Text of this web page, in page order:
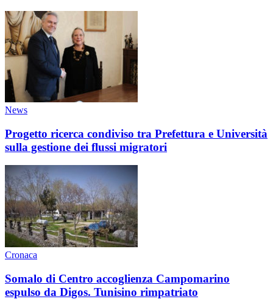
News
Progetto ricerca condiviso tra Prefettura e Università
sulla gestione dei flussi migratori
Cronaca
Somalo di Centro accoglienza Campomarino
espulso da Digos. Tunisino rimpatriato